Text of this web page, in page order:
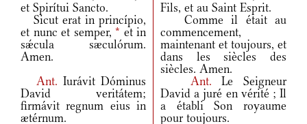
et Spirítui Sancto.
Fils, et au Saint Esprit.
Sicut erat in princípio,
et nunc et semper, * et in
sǽcula sæculórum.
Amen.
Comme il était au
commencement,
maintenant et toujours, et
dans les siècles des
siècles. Amen.
Ant.Iurávit Dóminus
David veritátem;
firmávit regnum eius in
ætérnum.
Ant.Le Seigneur
David a juré en vérité ; Il
a établi Son royaume
pour toujours.